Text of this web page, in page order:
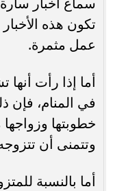
تكون هذه
عمل مثمرة.
أما إذا رأت
في المنام،
خطوبتها
وتتمنى أن
أما بالنسبة